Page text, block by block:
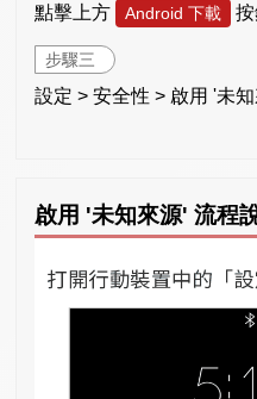
點擊上方 Android 下載
步驟三
設定 > 安全性 > 啟用 '未
啟用 '未知來源' 流程